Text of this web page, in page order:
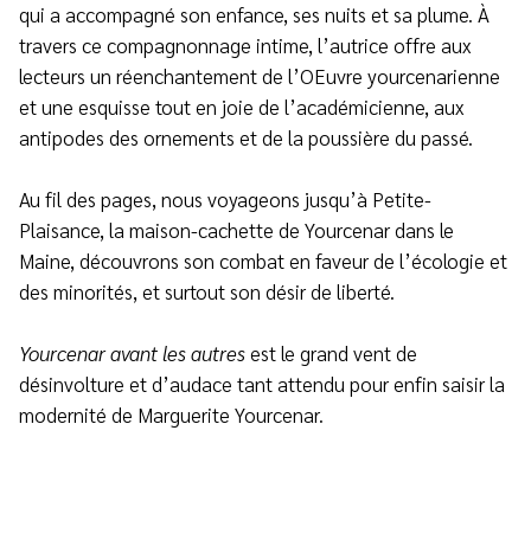
qui a accompagné son enfance, ses nuits et sa plume. À
travers ce compagnonnage intime, l’autrice offre aux
lecteurs un réenchantement de l’OEuvre yourcenarienne
et une esquisse tout en joie de l’académicienne, aux
antipodes des ornements et de la poussière du passé.
Au fil des pages, nous voyageons jusqu’à Petite-
Plaisance, la maison-cachette de Yourcenar dans le
Maine, découvrons son combat en faveur de l’écologie et
des minorités, et surtout son désir de liberté.
Yourcenar avant les autresest le grand vent de
désinvolture et d’audace tant attendu pour enfin saisir la
modernité de Marguerite Yourcenar.